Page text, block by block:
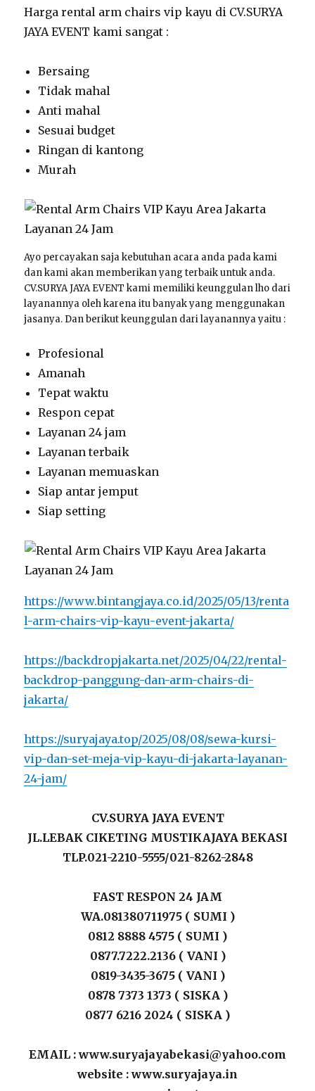
Harga rental arm chairs vip kayu di CV.SURYA
JAYA EVENT kami sangat :
Bersaing
Tidak mahal
Anti mahal
Sesuai budget
Ringan di kantong
Murah
Ayo percayakan saja kebutuhan acara anda pada kami
dan kami akan memberikan yang terbaik untuk anda.
CV.SURYA JAYA EVENT kami memiliki keunggulan lho dari
layanannya oleh karena itu banyak yang menggunakan
jasanya. Dan berikut keunggulan dari layanannya yaitu :
Profesional
Amanah
Tepat waktu
Respon cepat
Layanan 24 jam
Layanan terbaik
Layanan memuaskan
Siap antar jemput
Siap setting
https://www.bintangjaya.co.id/2025/05/13/renta
l-arm-chairs-vip-kayu-event-jakarta/
https://backdropjakarta.net/2025/04/22/rental-
backdrop-panggung-dan-arm-chairs-di-
jakarta/
https://suryajaya.top/2025/08/08/sewa-kursi-
vip-dan-set-meja-vip-kayu-di-jakarta-layanan-
24-jam/
CV.SURYA JAYA EVENT
JL.LEBAK CIKETING MUSTIKAJAYA BEKASI
TLP.021-2210-5555/021-8262-2848
FAST RESPON 24 JAM
WA.081380711975 ( SUMI )
0812 8888 4575 ( SUMI )
0877.7222.2136 ( VANI )
0819-3435-3675 ( VANI )
0878 7373 1373 ( SISKA )
0877 6216 2024 ( SISKA )
EMAIL : www.suryajayabekasi@yahoo.com
website : www.suryajaya.in